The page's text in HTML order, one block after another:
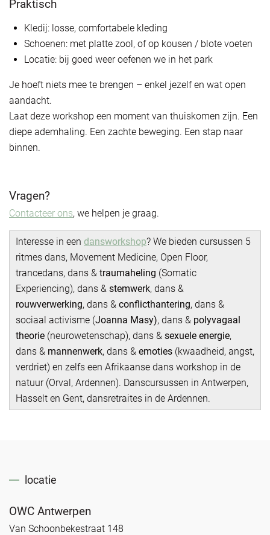
Praktisch
Kledij: losse, comfortabele kleding
Schoenen: met platte zool, of op kousen / blote voeten
Locatie: bij goed weer oefenen we in het park
Je hoeft niets mee te brengen – enkel jezelf en wat open
aandacht.
Laat deze workshop een moment van thuiskomen zijn. Een
diepe ademhaling. Een zachte beweging. Een stap naar
binnen.
Vragen?
Contacteer ons, we helpen je graag.
Interesse in een dansworkshop? We bieden cursussen 5
ritmes dans, Movement Medicine, Open Floor,
trancedans, dans & traumaheling (Somatic
Experiencing), dans & stemwerk, dans &
rouwverwerking, dans & conflicthantering, dans &
sociaal activisme (Joanna Masy), dans & polyvagaal
theorie (neurowetenschap), dans & sexuele energie,
dans & mannenwerk, dans & emoties (kwaadheid, angst,
verdriet) en zelfs een Afrikaanse dans workshop in de
natuur (Orval, Ardennen). Danscursussen in Antwerpen,
Hasselt en Gent, dansretraites in de Ardennen.
locatie
OWC Antwerpen
Van Schoonbekestraat 148